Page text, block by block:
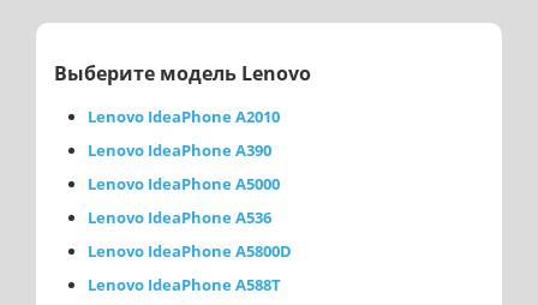
Выберите модель Lenovo
Lenovo IdeaPhone A2010
Lenovo IdeaPhone A390
Lenovo IdeaPhone A5000
Lenovo IdeaPhone A536
Lenovo IdeaPhone A5800D
Lenovo IdeaPhone A588T